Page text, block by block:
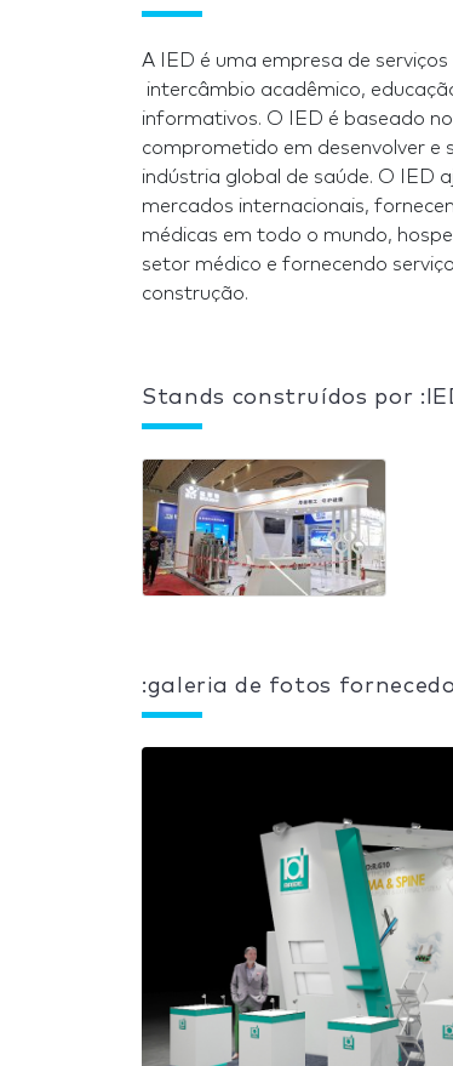
A IED é uma empresa de
intercâmbio acadêmico,
informativos. O IED é baseado
comprometido em desenvolver e
indústria global de saúde. O IED
mercados internacionais,
médicas em todo o mundo,
setor médico e fornecendo
construção.
Stands construídos por
:galeria de fotos